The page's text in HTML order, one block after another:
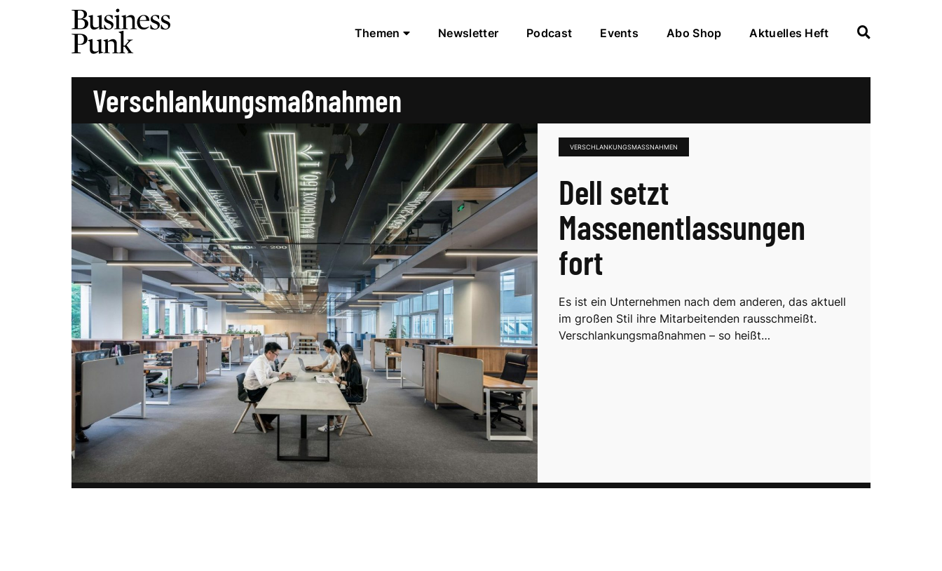
Themen Newsletter Podcast Events Abo Shop Aktuelles Heft
Verschlankungsmaßnahmen
VERSCHLANKUNGSMASSNAHMEN
Dell setzt
Massenentlassungen
fort
Es ist ein Unternehmen nach dem anderen, das aktuell
im großen Stil ihre Mitarbeitenden rausschmeißt.
Verschlankungsmaßnahmen – so heißt…